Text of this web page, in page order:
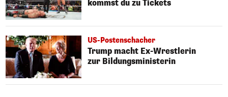
kommst du zu Tickets
US-Postenschacher
Trump macht Ex-Wrestlerin
zur Bildungsministerin